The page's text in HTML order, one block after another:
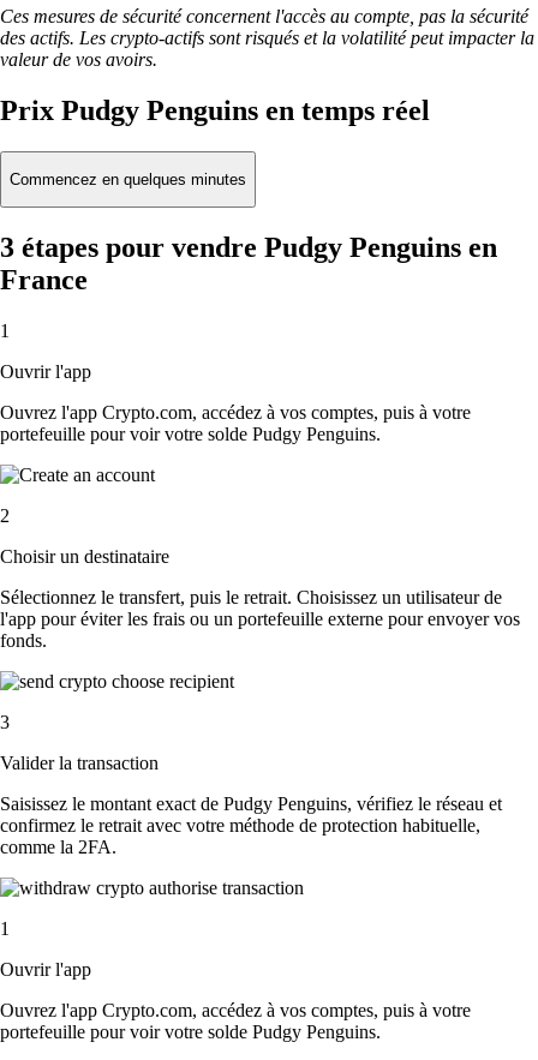
Ces mesures de sécurité concernent l'accès au compte, pas la sécurité
des actifs. Les crypto-actifs sont risqués et la volatilité peut impacter la
valeur de vos avoirs.
Prix Pudgy Penguins en temps réel
Commencez en quelques minutes
3 étapes pour vendre Pudgy Penguins en
France
1
Ouvrir l'app
Ouvrez l'app Crypto.com, accédez à vos comptes, puis à votre
portefeuille pour voir votre solde Pudgy Penguins.
2
Choisir un destinataire
Sélectionnez le transfert, puis le retrait. Choisissez un utilisateur de
l'app pour éviter les frais ou un portefeuille externe pour envoyer vos
fonds.
3
Valider la transaction
Saisissez le montant exact de Pudgy Penguins, vérifiez le réseau et
confirmez le retrait avec votre méthode de protection habituelle,
comme la 2FA.
1
Ouvrir l'app
Ouvrez l'app Crypto.com, accédez à vos comptes, puis à votre
portefeuille pour voir votre solde Pudgy Penguins.